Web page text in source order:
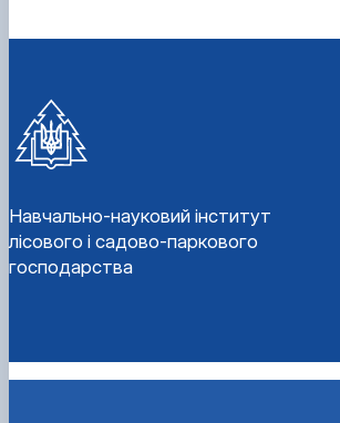
Навчально-науковий інститут
лісового і садово-паркового
господарства